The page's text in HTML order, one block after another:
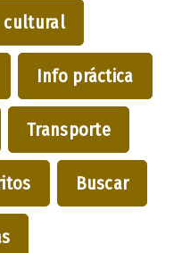
cultural
Info práctica
Transporte
Buscar